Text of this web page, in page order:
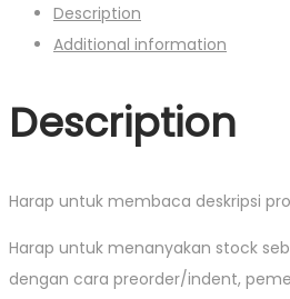
Description
Additional information
Description
Harap untuk membaca deskripsi
Harap untuk menanyakan stock
dengan cara preorder/indent,